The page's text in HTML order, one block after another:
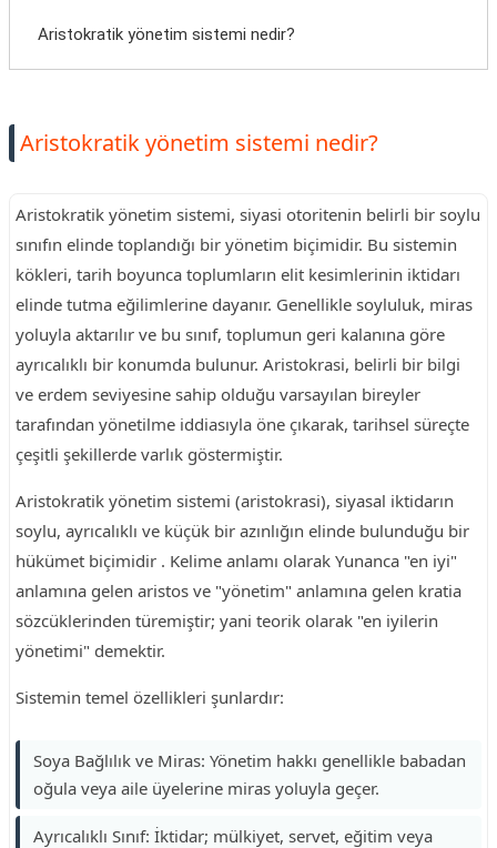
Aristokratik yönetim sistemi nedir?
Aristokratik yönetim sistemi nedir?
Aristokratik yönetim sistemi, siyasi otoritenin belirli bir soylu
sınıfın elinde toplandığı bir yönetim biçimidir. Bu sistemin
kökleri, tarih boyunca toplumların elit kesimlerinin iktidarı
elinde tutma eğilimlerine dayanır. Genellikle soyluluk, miras
yoluyla aktarılır ve bu sınıf, toplumun geri kalanına göre
ayrıcalıklı bir konumda bulunur. Aristokrasi, belirli bir bilgi
ve erdem seviyesine sahip olduğu varsayılan bireyler
tarafından yönetilme iddiasıyla öne çıkarak, tarihsel süreçte
çeşitli şekillerde varlık göstermiştir.
Aristokratik yönetim sistemi (aristokrasi), siyasal iktidarın
soylu, ayrıcalıklı ve küçük bir azınlığın elinde bulunduğu bir
hükümet biçimidir . Kelime anlamı olarak Yunanca "en iyi"
anlamına gelen aristos ve "yönetim" anlamına gelen kratia
sözcüklerinden türemiştir; yani teorik olarak "en iyilerin
yönetimi" demektir.
Sistemin temel özellikleri şunlardır:
Soya Bağlılık ve Miras: Yönetim hakkı genellikle babadan
oğula veya aile üyelerine miras yoluyla geçer.
Ayrıcalıklı Sınıf: İktidar; mülkiyet, servet, eğitim veya